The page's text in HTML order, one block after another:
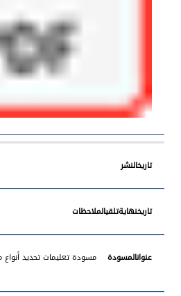
مسودة تعليمات تحديد أنواع